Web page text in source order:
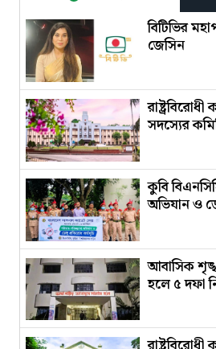
বিটিভির
জেসিন
সদস্যের
কুবি
অভিযান ও
আবাসিক
হলে ৫ দফা